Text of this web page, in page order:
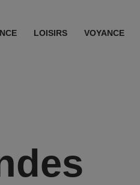
LOISIRS VOYANCE